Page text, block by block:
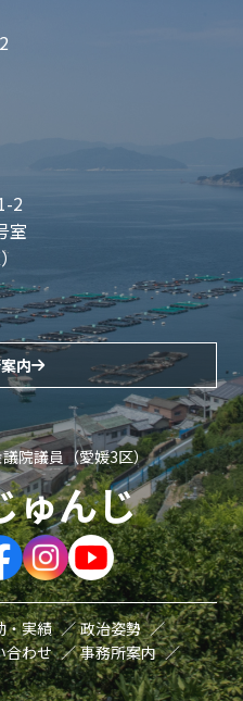
2
室
内
院議員（愛媛3区）
ゅんじ
・実績
政治姿勢
合わせ
事務所案内